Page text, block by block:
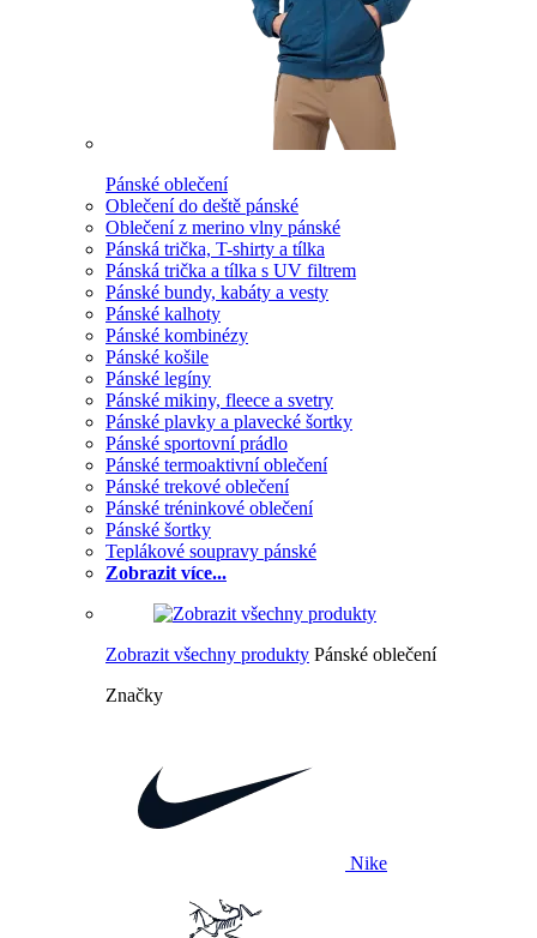
Pánské oblečení
Oblečení do deště pánské
Oblečení z merino vlny pánské
Pánská trička, T-shirty a tílka
Pánská trička a tílka s UV filtrem
Pánské bundy, kabáty a vesty
Pánské kalhoty
Pánské kombinézy
Pánské košile
Pánské legíny
Pánské mikiny, fleece a svetry
Pánské plavky a plavecké šortky
Pánské sportovní prádlo
Pánské termoaktivní oblečení
Pánské trekové oblečení
Pánské tréninkové oblečení
Pánské šortky
Teplákové soupravy pánské
Zobrazit více...
Zobrazit všechny produkty Pánské oblečení
Značky
Nike